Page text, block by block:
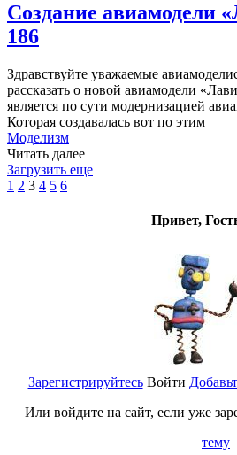
Создание авиамодели
186
Здравствуйте уважаемые
рассказать о новой авиамодели
является по сути модернизацией
Которая создавалась вот по этим
Моделизм
Читать далее
Загрузить еще
1 2 3 4 5 6
Привет,
Зарегистрируйтесь
Или войдите на сайт, если уже
Войти
тему